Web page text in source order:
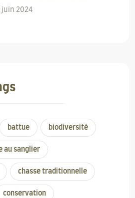
juin 2024
battue biodiversité
au sanglier
chasse traditionnelle
conservation